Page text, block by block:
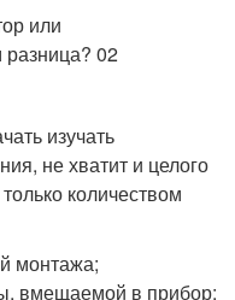
изучать
не хватит и целого
количеством
монтажа;
вмещаемой в прибор;